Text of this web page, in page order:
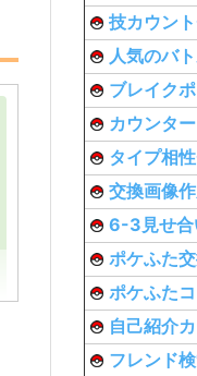
技カウン
人気のバ
ブレイク
カウンタ
タイプ相
交換画像
6-3見せ合
ポケふた
ポケふた
自己紹介
フレンド